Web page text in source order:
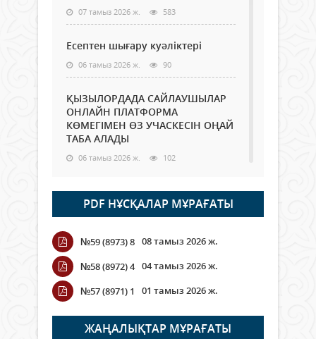
07 тамыз 2026 ж. 583
Есептен шығару куәліктері
06 тамыз 2026 ж. 90
ҚЫЗЫЛОРДАДА САЙЛАУШЫЛАР
ОНЛАЙН ПЛАТФОРМА
КӨМЕГІМЕН ӨЗ УЧАСКЕСІН ОҢАЙ
ТАБА АЛАДЫ
06 тамыз 2026 ж. 102
Open Air: Қызылорда облысы
полиция департаменті 20
мыңнан астам көрерменнің
қауіпсіздігін қамтамасыз етті
06 тамыз 2026 ж.
Wi-Fi ҚАБЫРҒА АРҚЫЛЫ ҚАЛАЙ
ӨТЕДІ?
06 тамыз 2026 ж. 279
PDF НҰСҚАЛАР МҰРАҒАТЫ
№59 (8973) 8 08 тамыз 2026 ж.
№58 (8972) 4 04 тамыз 2026 ж.
№57 (8971) 1
01 тамыз 2026 ж.
ЖАҢАЛЫҚТАР МҰРАҒАТЫ